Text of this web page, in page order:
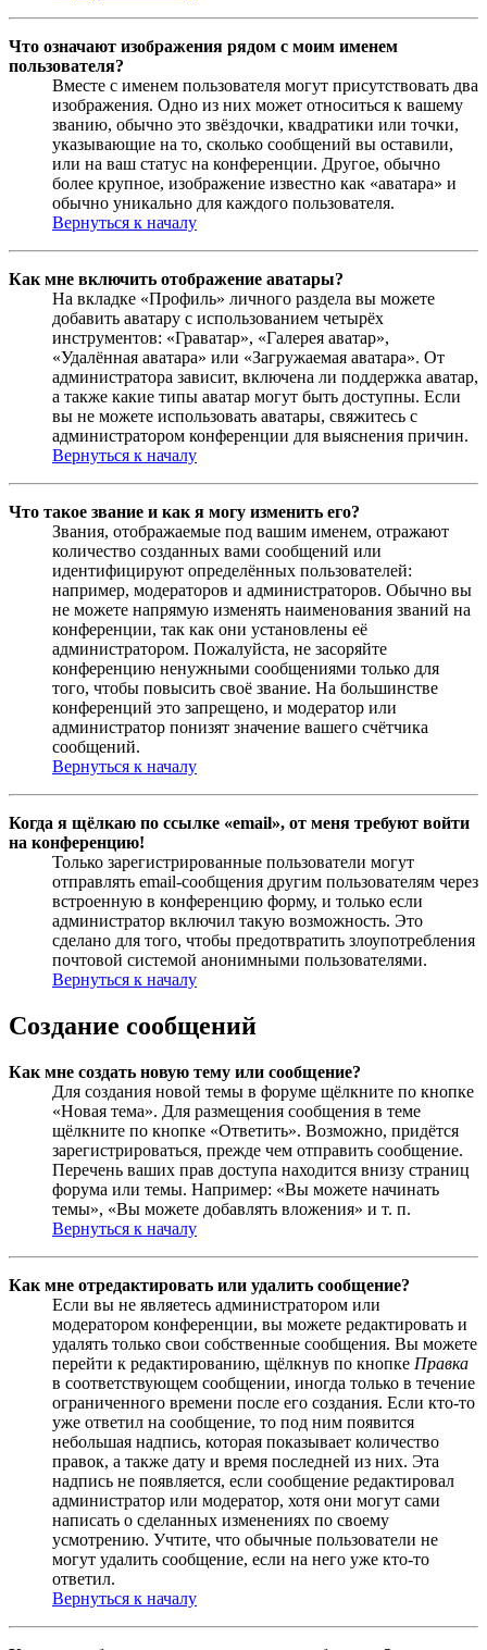
Что означают изображения рядом с моим именем
пользователя?
Вместе с именем пользователя могут присутствовать два
изображения. Одно из них может относиться к вашему
званию, обычно это звёздочки, квадратики или точки,
указывающие на то, сколько сообщений вы оставили,
или на ваш статус на конференции. Другое, обычно
более крупное, изображение известно как «аватара» и
обычно уникально для каждого пользователя.
Вернуться к началу
Как мне включить отображение аватары?
На вкладке «Профиль» личного раздела вы можете
добавить аватару с использованием четырёх
инструментов: «Граватар», «Галерея аватар»,
«Удалённая аватара» или «Загружаемая аватара». От
администратора зависит, включена ли поддержка аватар,
а также какие типы аватар могут быть доступны. Если
вы не можете использовать аватары, свяжитесь с
администратором конференции для выяснения причин.
Вернуться к началу
Что такое звание и как я могу изменить его?
Звания, отображаемые под вашим именем, отражают
количество созданных вами сообщений или
идентифицируют определённых пользователей:
например, модераторов и администраторов. Обычно вы
не можете напрямую изменять наименования званий на
конференции, так как они установлены её
администратором. Пожалуйста, не засоряйте
конференцию ненужными сообщениями только для
того, чтобы повысить своё звание. На большинстве
конференций это запрещено, и модератор или
администратор понизят значение вашего счётчика
сообщений.
Вернуться к началу
Когда я щёлкаю по ссылке «email», от меня требуют войти
на конференцию!
Только зарегистрированные пользователи могут
отправлять email-сообщения другим пользователям через
встроенную в конференцию форму, и только если
администратор включил такую возможность. Это
сделано для того, чтобы предотвратить злоупотребления
почтовой системой анонимными пользователями.
Вернуться к началу
Создание сообщений
Как мне создать новую тему или сообщение?
Для создания новой темы в форуме щёлкните по кнопке
«Новая тема». Для размещения сообщения в теме
щёлкните по кнопке «Ответить». Возможно, придётся
зарегистрироваться, прежде чем отправить сообщение.
Перечень ваших прав доступа находится внизу страниц
форума или темы. Например: «Вы можете начинать
темы», «Вы можете добавлять вложения» и т. п.
Вернуться к началу
Как мне отредактировать или удалить сообщение?
Если вы не являетесь администратором или
модератором конференции, вы можете редактировать и
удалять только свои собственные сообщения. Вы можете
перейти к редактированию, щёлкнув по кнопке Правка
в соответствующем сообщении, иногда только в течение
ограниченного времени после его создания. Если кто-то
уже ответил на сообщение, то под ним появится
небольшая надпись, которая показывает количество
правок, а также дату и время последней из них. Эта
надпись не появляется, если сообщение редактировал
администратор или модератор, хотя они могут сами
написать о сделанных изменениях по своему
усмотрению. Учтите, что обычные пользователи не
могут удалить сообщение, если на него уже кто-то
ответил.
Вернуться к началу